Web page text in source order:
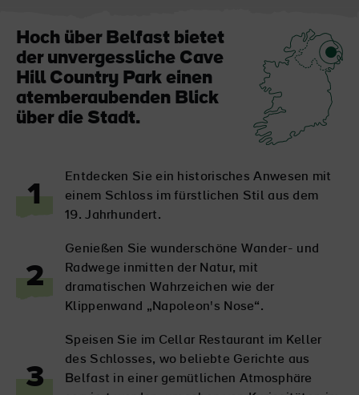
Hoch über Belfast bietet
der unvergessliche Cave
Hill Country Park einen
atemberaubenden Blick
über die Stadt.
1
Entdecken Sie ein historisches Anwesen mit
einem Schloss im fürstlichen Stil aus dem
19. Jahrhundert.
2
Genießen Sie wunderschöne Wander- und
Radwege inmitten der Natur, mit
dramatischen Wahrzeichen wie der
Klippenwand „Napoleon's Nose“.
3
Speisen Sie im Cellar Restaurant im Keller
des Schlosses, wo beliebte Gerichte aus
Belfast in einer gemütlichen Atmosphäre